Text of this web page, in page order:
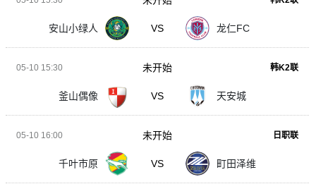
安山小绿人 VS 龙仁FC
05-10 15:30 韩K2联
釜山偶像 VS 天安城
未开始
05-10 16:00 日职联
千叶市原 VS 町田泽维
未开始